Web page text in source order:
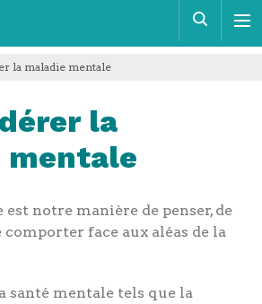
la maladie mentale
la
mentale
est notre manière de penser, de
comporter face aux aléas de la
santé mentale tels que la